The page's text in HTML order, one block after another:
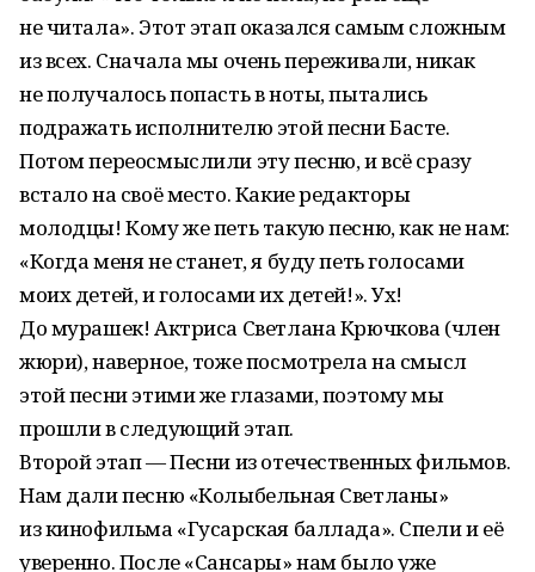
не читала». Этот этап оказался самым сложным
из всех. Сначала мы очень переживали, никак
не получалось попасть в ноты, пытались
подражать исполнителю этой песни Басте.
Потом переосмыслили эту песню, и всё сразу
встало на своё место. Какие редакторы
молодцы! Кому же петь такую песню, как не нам:
«Когда меня не станет, я буду петь голосами
моих детей, и голосами их детей!». Ух!
До мурашек! Актриса Светлана Крючкова (член
жюри), наверное, тоже посмотрела на смысл
этой песни этими же глазами, поэтому мы
прошли в следующий этап.
Второй этап — Песни из отечественных фильмов.
Нам дали песню «Колыбельная Светланы»
из кинофильма «Гусарская баллада». Спели и её
уверенно. После «Сансары» нам было уже